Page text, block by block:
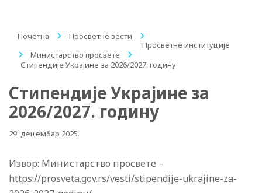
Почетна / Просветне вести
/
Просветне институције
/
Министарство просвете
/
Стипендије Украјине за 2026/2027. годину
Стипендије Украјине за
2026/2027. годину
29. децембар 2025.
Извор: Министарство просвете –
https://prosveta.gov.rs/vesti/stipendije-ukrajine-za-